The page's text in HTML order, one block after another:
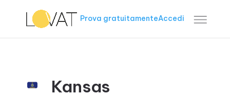
Prova gratuitamenteAccedi
Kansas